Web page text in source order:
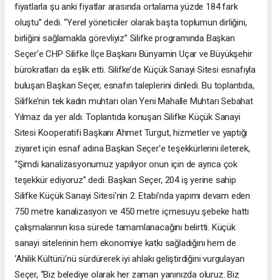
fiyatlarla şu anki fiyatlar arasında ortalama yüzde 184 fark
oluştu” dedi. “Yerel yöneticiler olarak başta toplumun dirliğini,
birliğini sağlamakla görevliyiz” Silifke programında Başkan
Seçer’e CHP Silifke İlçe Başkanı Bünyamin Uçar ve Büyükşehir
bürokratları da eşlik etti. Silifke’de Küçük Sanayi Sitesi esnafıyla
buluşan Başkan Seçer, esnafın taleplerini dinledi. Bu toplantıda,
Silifke’nin tek kadın muhtarı olan Yeni Mahalle Muhtarı Sebahat
Yılmaz da yer aldı. Toplantıda konuşan Silifke Küçük Sanayi
Sitesi Kooperatifi Başkanı Ahmet Turgut, hizmetler ve yaptığı
ziyaret için esnaf adına Başkan Seçer’e teşekkürlerini ileterek,
“Şimdi kanalizasyonumuz yapılıyor onun için de ayrıca çok
teşekkür ediyoruz” dedi. Başkan Seçer, 204 iş yerine sahip
Silifke Küçük Sanayi Sitesi’nin 2. Etabı’nda yapımı devam eden
750 metre kanalizasyon ve 450 metre içmesuyu şebeke hattı
çalışmalarının kısa sürede tamamlanacağını belirtti. Küçük
sanayi sitelerinin hem ekonomiye katkı sağladığını hem de
‘Ahilik Kültürü’nü sürdürerek iyi ahlakı geliştirdiğini vurgulayan
Seçer, “Biz belediye olarak her zaman yanınızda oluruz. Biz